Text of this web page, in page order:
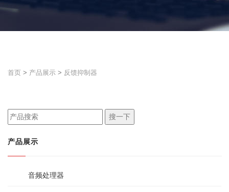
首页 > 产品展示 > 反馈抑制器
搜一下
产品展示
音频处理器